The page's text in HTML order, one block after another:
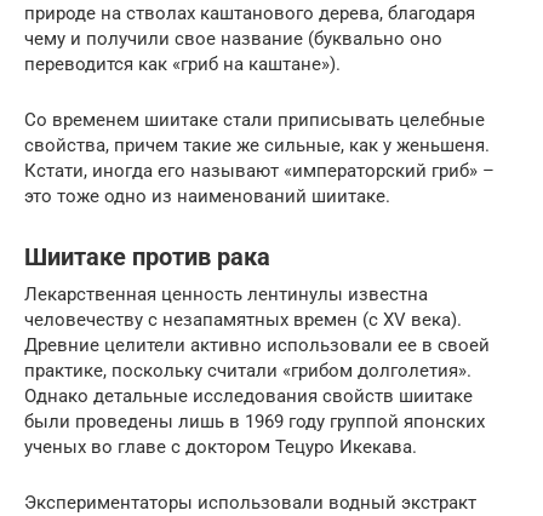
природе на стволах каштанового дерева, благодаря
чему и получили свое название (буквально оно
переводится как «гриб на каштане»).
Со временем шиитаке стали приписывать целебные
свойства, причем такие же сильные, как у женьшеня.
Кстати, иногда его называют «императорский гриб» –
это тоже одно из наименований шиитаке.
Шиитаке против рака
Лекарственная ценность лентинулы известна
человечеству с незапамятных времен (с XV века).
Древние целители активно использовали ее в своей
практике, поскольку считали «грибом долголетия».
Однако детальные исследования свойств шиитаке
были проведены лишь в 1969 году группой японских
ученых во главе с доктором Тецуро Икекава.
Экспериментаторы использовали водный экстракт